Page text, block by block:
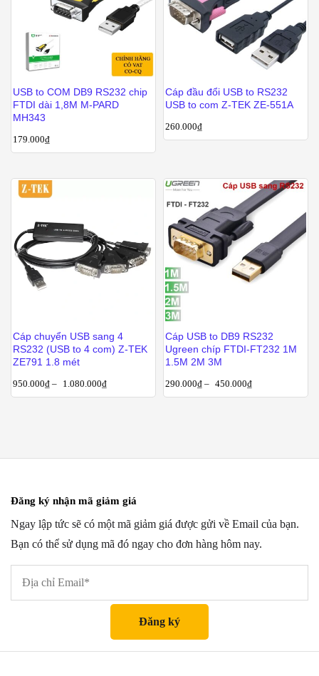
USB to COM DB9 RS232 chip
FTDI dài 1,8M M-PARD
MH343
179.000₫
Cáp đầu đổi USB to RS232
USB to com Z-TEK ZE-551A
260.000₫
Cáp chuyển USB sang 4
RS232 (USB to 4 com) Z-TEK
ZE791 1.8 mét
950.000₫ – 1.080.000₫
Cáp USB to DB9 RS232
Ugreen chíp FTDI-FT232 1M
1.5M 2M 3M
290.000₫ – 450.000₫
Đăng ký nhận mã giảm giá
Ngay lập tức sẽ có một mã giảm giá được gửi về Email của bạn.
Bạn có thể sử dụng mã đó ngay cho đơn hàng hôm nay.